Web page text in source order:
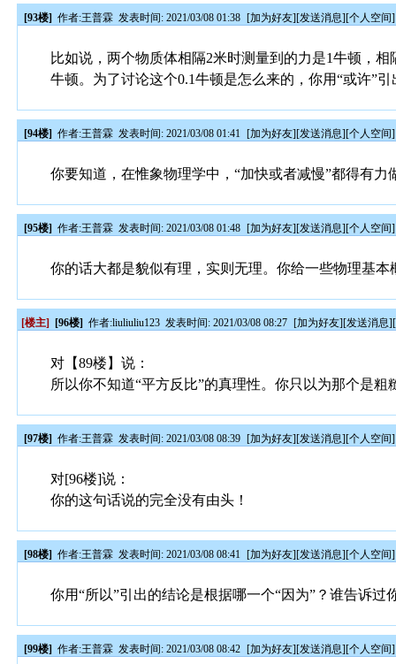
[93楼] 作者:王普霖 发表时间: 2021/03/08 01:38 [加为好友][发送消息][个人空间]
比如说，两个物质体相隔2米时测量到的力是1牛顿，
牛顿。为了讨论这个0.1牛顿是怎么来的，你用“或许”
[94楼] 作者:王普霖 发表时间: 2021/03/08 01:41 [加为好友][发送消息][个人空间]
你要知道，在惟象物理学中，“加快或者减慢”都得有力
[95楼] 作者:王普霖 发表时间: 2021/03/08 01:48 [加为好友][发送消息][个人空间]
你的话大都是貌似有理，实则无理。你给一些物理基
[楼主] [96楼] 作者:liuliuliu123 发表时间: 2021/03/08 08:27 [加为好友][发送消息][
对【89楼】说：
所以你不知道“平方反比”的真理性。你只以为那个是粗
[97楼] 作者:王普霖 发表时间: 2021/03/08 08:39 [加为好友][发送消息][个人空间]
对[96楼]说：
你的这句话说的完全没有由头！
[98楼] 作者:王普霖 发表时间: 2021/03/08 08:41 [加为好友][发送消息][个人空间]
你用“所以”引出的结论是根据哪一个“因为”？谁告诉
[99楼] 作者:王普霖 发表时间: 2021/03/08 08:42 [加为好友][发送消息][个人空间]